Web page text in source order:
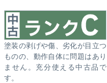
塗装の剥げや傷、劣化が目立つ
ものの、動作自体に問題はあり
ません。充分使える中古品で
す。